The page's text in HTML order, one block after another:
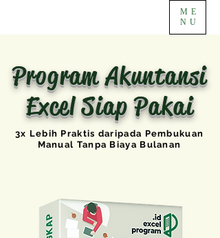
ME
NU
Program Akuntansi
Excel Siap Pakai
3x Lebih Praktis daripada Pembukuan
Manual Tanpa Biaya Bulanan